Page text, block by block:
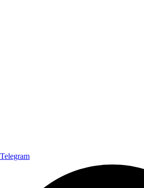
Telegram